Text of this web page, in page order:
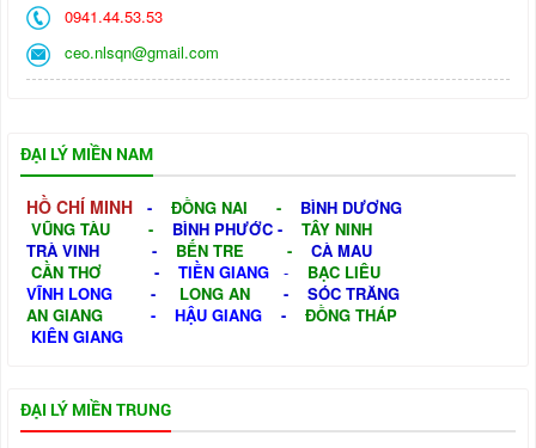
0941.44.53.53
ceo.nlsqn@gmail.com
ĐẠI LÝ MIỀN NAM
HỒ CHÍ MINH - ĐỒNG NAI - BÌNH DƯƠNG
VŨNG TÀU - BÌNH PHƯỚC - TÂY NINH
TRÀ VINH - BẾN TRE - CÀ MAU
CẦN THƠ - TIỀN GIANG - BẠC LIÊU
VĨNH LONG
- LONG AN - SÓC TRĂNG
AN GIANG
- HẬU GIANG -
ĐỒNG THÁP
KIÊN GIANG
ĐẠI LÝ MIỀN TRUNG